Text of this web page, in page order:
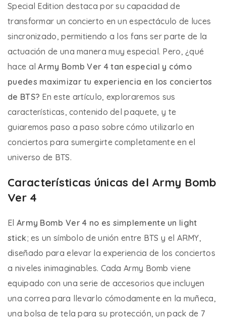
Special Edition destaca por su capacidad de
transformar un concierto en un espectáculo de luces
sincronizado, permitiendo a los fans ser parte de la
actuación de una manera muy especial. Pero, ¿qué
hace alArmy Bomb Ver 4 tan especial y cómo
puedes maximizar tu experiencia en los conciertos
de BTS? En este artículo, exploraremos sus
características, contenido del paquete, y te
guiaremos paso a paso sobre cómo utilizarlo en
conciertos para sumergirte completamente en el
universo de BTS.
Características únicas del Army Bomb
Ver 4
El Army Bomb Ver 4 no es simplemente un light
stick; es un símbolo de unión entre BTS y el ARMY,
diseñado para elevar la experiencia de los conciertos
a niveles inimaginables. Cada Army Bomb viene
equipado con una serie de accesorios que incluyen
una correa para llevarlo cómodamente en la muñeca,
una bolsa de tela para su protección, un pack de 7